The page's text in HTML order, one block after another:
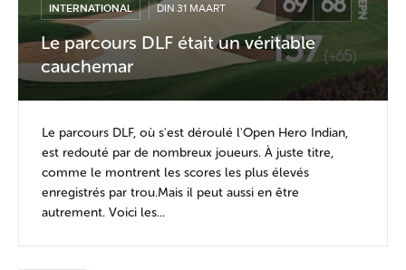
INTERNATIONAL DIN 31 MAART
Le parcours DLF était un véritable
cauchemar
Le parcours DLF, où s'est déroulé l'Open Hero Indian,
est redouté par de nombreux joueurs. À juste titre,
comme le montrent les scores les plus élevés
enregistrés par trou.Mais il peut aussi en être
autrement. Voici les...